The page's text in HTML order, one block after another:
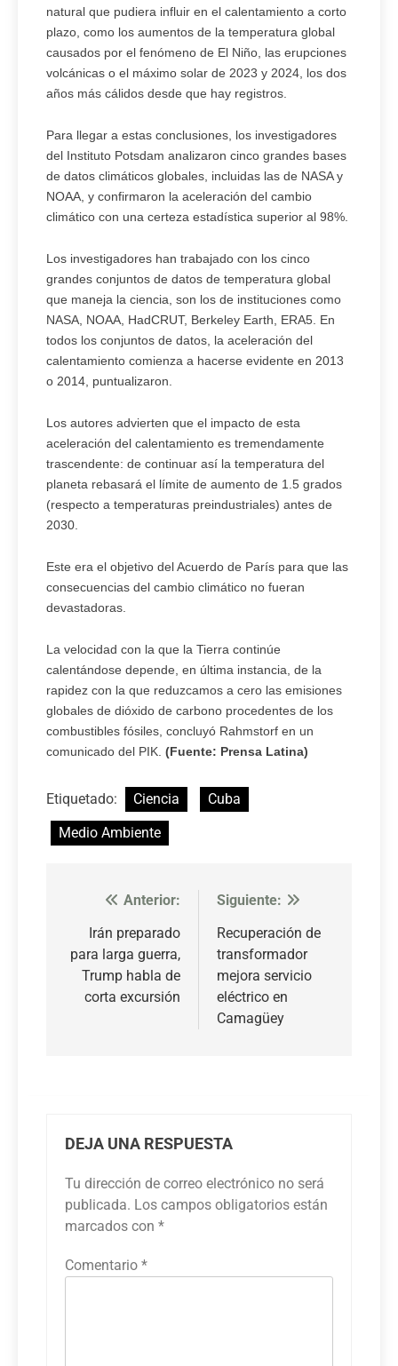
natural que pudiera influir en el calentamiento a corto
plazo, como los aumentos de la temperatura global
causados por el fenómeno de El Niño, las erupciones
volcánicas o el máximo solar de 2023 y 2024, los dos
años más cálidos desde que hay registros.
Para llegar a estas conclusiones, los investigadores
del Instituto Potsdam analizaron cinco grandes bases
de datos climáticos globales, incluidas las de NASA y
NOAA, y confirmaron la aceleración del cambio
climático con una certeza estadística superior al 98%.
Los investigadores han trabajado con los cinco
grandes conjuntos de datos de temperatura global
que maneja la ciencia, son los de instituciones como
NASA, NOAA, HadCRUT, Berkeley Earth, ERA5. En
todos los conjuntos de datos, la aceleración del
calentamiento comienza a hacerse evidente en 2013
o 2014, puntualizaron.
Los autores advierten que el impacto de esta
aceleración del calentamiento es tremendamente
trascendente: de continuar así la temperatura del
planeta rebasará el límite de aumento de 1.5 grados
(respecto a temperaturas preindustriales) antes de
2030.
Este era el objetivo del Acuerdo de París para que las
consecuencias del cambio climático no fueran
devastadoras.
La velocidad con la que la Tierra continúe
calentándose depende, en última instancia, de la
rapidez con la que reduzcamos a cero las emisiones
globales de dióxido de carbono procedentes de los
combustibles fósiles, concluyó Rahmstorf en un
comunicado del PIK. (Fuente: Prensa Latina)
Etiquetado: Ciencia
Cuba
Medio Ambiente
Navegación
entradas
Anterior:
Irán preparado
para larga guerra,
Trump habla de
corta excursión
Siguiente:
Recuperación de
transformador
mejora servicio
eléctrico en
Camagüey
DEJA UNA RESPUESTA
Tu dirección de correo electrónico no será
publicada. Los campos obligatorios están
marcados con *
Comentario *